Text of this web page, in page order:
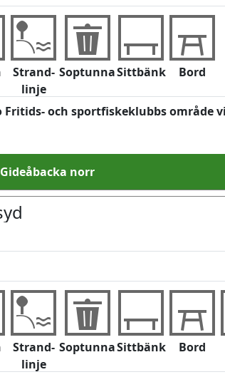
Strand-
linje
SoptunnaSittbänk Bord
och sportfiskeklubbs område
norr
Strand-
linje
SoptunnaSittbänk Bord